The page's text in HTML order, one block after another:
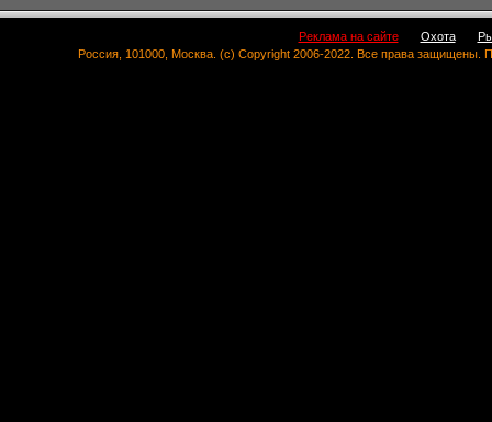
Реклама на сайте Охота
Россия, 101000, Москва. (c) Copyright 2006-2022. Все права защищены.